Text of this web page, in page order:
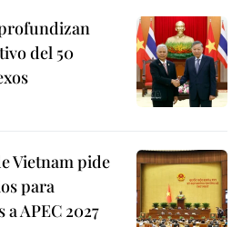
del 50
Vietnam pide
para
APEC 2027